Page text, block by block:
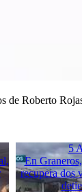
de Roberto
5
En
recupera dos